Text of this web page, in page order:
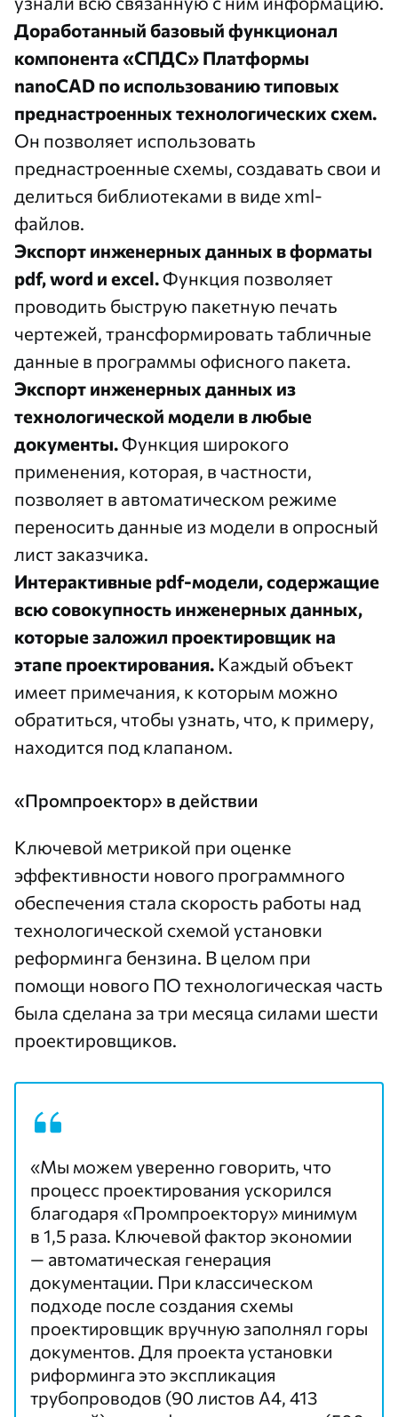
Доработанный базовый функционал
компонента «СПДС» Платформы
nanoCAD по использованию типовых
преднастроенных технологических схем.
Он позволяет использовать
преднастроенные схемы, создавать свои и
делиться библиотеками в виде хml-
файлов.
Экспорт инженерных данных в форматы
pdf, word и excel.Функция позволяет
проводить быструю пакетную печать
чертежей, трансформировать табличные
данные в программы офисного пакета.
Экспорт инженерных данных из
технологической модели в любые
документы.Функция широкого
применения, которая, в частности,
позволяет в автоматическом режиме
переносить данные из модели в опросный
лист заказчика.
Интерактивные pdf-модели, содержащие
всю совокупность инженерных данных,
которые заложил проектировщик на
этапе проектирования. Каждый объект
имеет примечания, к которым можно
обратиться, чтобы узнать, что, к примеру,
находится под клапаном.
«Промпроектор» в действии
Ключевой метрикой при оценке
эффективности нового программного
обеспечения стала скорость работы над
технологической схемой установки
реформинга бензина. В целом при
помощи нового ПО технологическая часть
была сделана за три месяца силами шести
проектировщиков.
«Мы можем уверенно говорить, что
процесс проектирования ускорился
благодаря «Промпроектору» минимум
в 1,5 раза. Ключевой фактор экономии
— автоматическая генерация
документации. При классическом
подходе после создания схемы
проектировщик вручную заполнял горы
документов. Для проекта установки
риформинга это экспликация
трубопроводов (90 листов А4, 413